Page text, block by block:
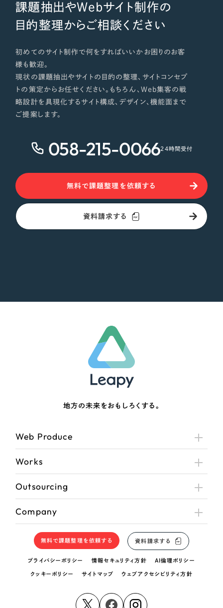
課題抽出やWebサイト制作の
目的整理からご相談ください
初めてのサイト制作で何をすればいいかお困りのお客
様も歓迎。
現状の課題抽出やサイトの目的の整理、サイトコンセプ
トの策定からお任せください。もちろん、Web集客の戦
略設計を具現化するサイト構成、デザイン、機能面まで
ご提案します。
058-215-006624時間受付
無料で課題整理を依頼する
資料請求する
地方の未来をおもしろくする。
Web Produce
Works
Outsourcing
Company
無料で課題整理を依頼する 資料請求する
プライバシーポリシー 情報セキュリティ方針 AI倫理ポリシー
クッキーポリシー サイトマップ ウェブアクセシビリティ方針